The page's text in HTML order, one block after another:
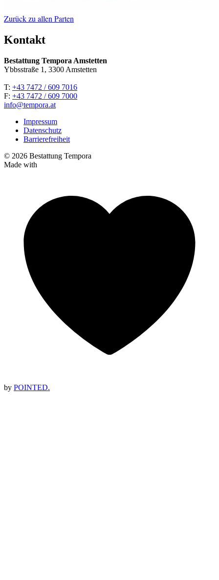
Zurück zu allen Parten
Kontakt
Bestattung Tempora Amstetten
Ybbsstraße 1, 3300 Amstetten
T: +43 7472 / 609 7016
F: +43 7472 / 609 7000
info@tempora.at
Impressum
Datenschutz
Barrierefreiheit
© 2026 Bestattung Tempora
Made with
by POINTED.